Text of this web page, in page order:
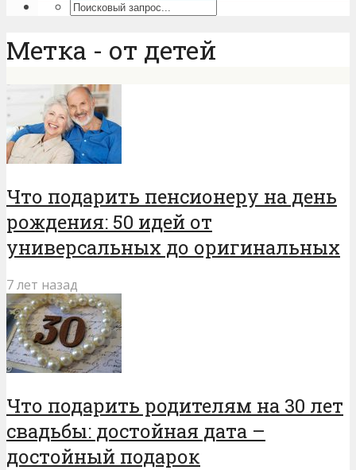
Метка - от детей
Что подарить пенсионеру на день
рождения: 50 идей от
универсальных до оригинальных
7 лет назад
Что подарить родителям на 30 лет
свадьбы: достойная дата –
достойный подарок